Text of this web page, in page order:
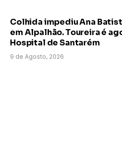
Colhida impediu Ana
em Alpalhão. Toureira é
Hospital de Santarém
9 de Agosto, 2026